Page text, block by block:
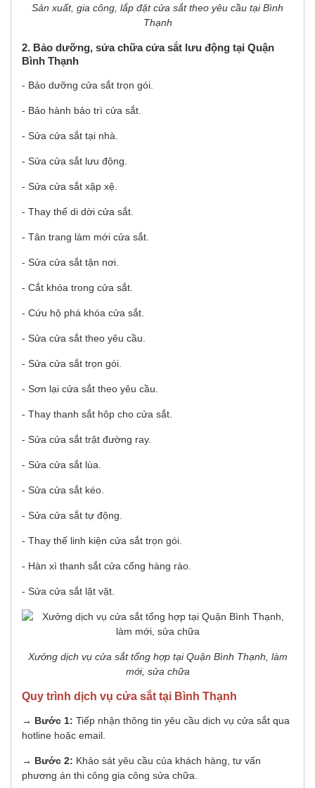
Sản xuất, gia công, lắp đặt cửa sắt theo yêu cầu tại Bình
Thạnh
2. Bảo dưỡng, sửa chữa cửa sắt lưu động tại Quận
Bình Thạnh
- Bảo dưỡng cửa sắt trọn gói.
- Bảo hành bảo trì cửa sắt.
- Sửa cửa sắt tại nhà.
- Sửa cửa sắt lưu động.
- Sửa cửa sắt xập xệ.
- Thay thế di dời cửa sắt.
- Tân trang làm mới cửa sắt.
- Sửa cửa sắt tận nơi.
- Cắt khóa trong cửa sắt.
- Cứu hộ phá khóa cửa sắt.
- Sửa cửa sắt theo yêu cầu.
- Sửa cửa sắt trọn gói.
- Sơn lại cửa sắt theo yêu cầu.
- Thay thanh sắt hôp cho cửa sắt.
- Sửa cửa sắt trật đường ray.
- Sửa cửa sắt lùa.
- Sửa cửa sắt kéo.
- Sửa cửa sắt tự động.
- Thay thế linh kiện cửa sắt trọn gói.
- Hàn xì thanh sắt cửa cổng hàng rào.
- Sửa cửa sắt lặt vặt.
Xưởng dịch vụ cửa sắt tổng hợp tại Quận Bình Thạnh, làm
mới, sửa chữa
Quy trình dịch vụ cửa sắt tại Bình Thạnh
→ Bước 1: Tiếp nhận thông tin yêu cầu dịch vụ cửa sắt qua
hotline hoặc email.
→ Bước 2: Khảo sát yêu cầu của khách hàng, tư vấn
phương án thi công gia công sửa chữa.